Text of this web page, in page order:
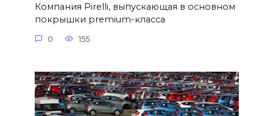
Компания Pirelli, выпускающая в основном
покрышки premium-класса
0 155